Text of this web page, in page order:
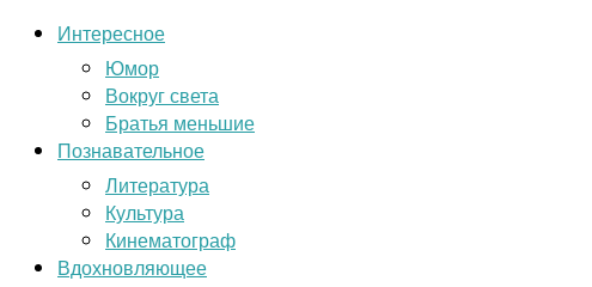
Интересное
Юмор
Вокруг света
Братья меньшие
Познавательное
Литература
Культура
Кинематограф
Вдохновляющее